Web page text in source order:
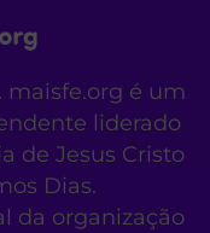
maisfe.org é um
liderado
de Jesus Cristo
Dias.
da organização